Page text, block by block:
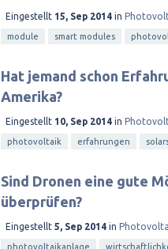
Eingestellt 15, Sep 2014 in
module smart modules
Hat jemand schon
Amerika?
Eingestellt 10, Sep 2014 in
photovoltaik erfahrungen
Sind Dronen eine gute
überprüfen?
Eingestellt 5, Sep 2014 in
photovoltaikanlage